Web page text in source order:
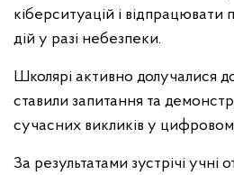
кіберситуацій і відпрацювати
дій у разі небезпеки.
Школярі активно долучалися
ставили запитання та
сучасних викликів у
За результатами зустрічі учні